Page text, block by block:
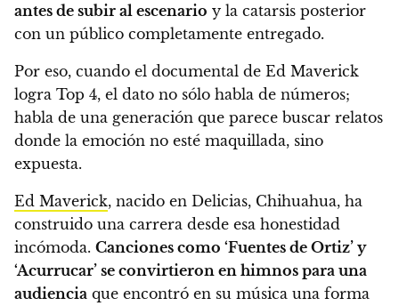
antes de subir al escenario y la catarsis posterior
con un público completamente entregado.
Por eso, cuando el documental de Ed Maverick
logra Top 4, el dato no sólo habla de números;
habla de una generación que parece buscar relatos
donde la emoción no esté maquillada, sino
expuesta.
Ed Maverick, nacido en Delicias, Chihuahua, ha
construido una carrera desde esa honestidad
incómoda. Canciones como ‘Fuentes de Ortiz’ y
‘Acurrucar’ se convirtieron en himnos para una
audiencia que encontró en su música una forma